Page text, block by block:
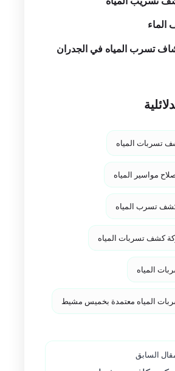
تسريب المياه
تسربات المياه
مواسير المياه
تسرب المياه
كشف تسربات المياه
المياه